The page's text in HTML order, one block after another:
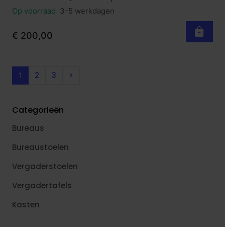
Op voorraad 3-5 werkdagen
€ 200,00
1 2 3 >
Categorieën
Bureaus
Bureaustoelen
Vergaderstoelen
Vergadertafels
Kasten